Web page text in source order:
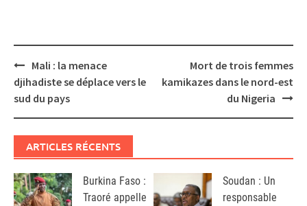
Post
navigation
Mali : la menace
djihadiste se déplace vers le
sud du pays
Mort de trois femmes
kamikazes dans le nord-est
du Nigeria
ARTICLES RÉCENTS
Burkina Faso :
Traoré appelle
Soudan : Un
responsable